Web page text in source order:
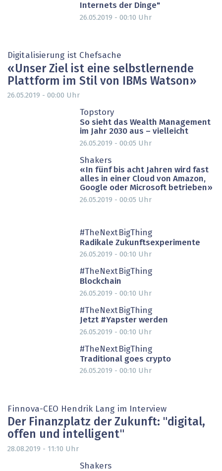
Internets der Dinge"
26.05.2019 - 00:10 Uhr
Digitalisierung ist Chefsache
« Unser Ziel ist eine selbstlernende
Plattform im Stil von IBMs Watson »
26.05.2019 - 00:00 Uhr
Topstory
So sieht das Wealth Management
im Jahr 2030 aus – vielleicht
26.05.2019 - 00:05 Uhr
Shakers
« In fünf bis acht Jahren wird fast
alles in einer Cloud von Amazon,
Google oder Microsoft betrieben »
26.05.2019 - 00:05 Uhr
#TheNextBigThing
Radikale Zukunftsexperimente
26.05.2019 - 00:10 Uhr
#TheNextBigThing
Blockchain
26.05.2019 - 00:10 Uhr
#TheNextBigThing
Jetzt #Yapster werden
26.05.2019 - 00:10 Uhr
#TheNextBigThing
Traditional goes crypto
26.05.2019 - 00:10 Uhr
Finnova-CEO Hendrik Lang im Interview
Der Finanzplatz der Zukunft: "digital,
offen und intelligent "
28.08.2019 - 11:10 Uhr
Shakers